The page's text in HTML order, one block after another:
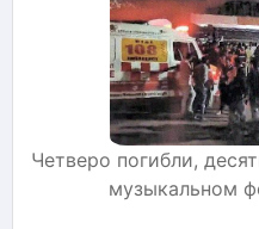
Четверо погибли,
музыкальном